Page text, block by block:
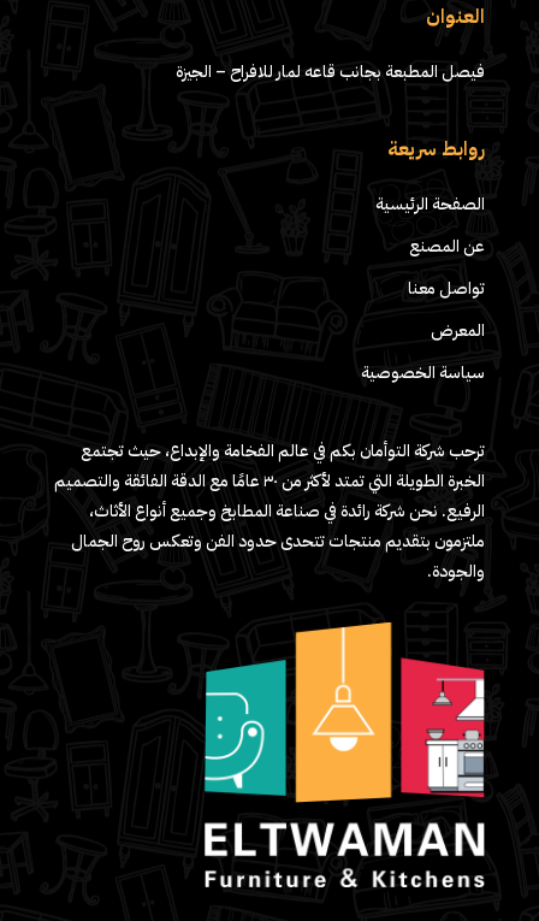
العنوان
فيصل المطبعة بجانب قاعه لمار للافراح – الجيزة
روابط سريعة
الصفحة الرئيسية
عن المصنع
تواصل معنا
المعرض
سياسة الخصوصية
ترحب شركة التوأمان بكم في عالم الفخامة والإبداع، حيث تجتمع
الخبرة الطويلة التي تمتد لأكثر من ٣٠ عامًا مع الدقة الفائقة والتصميم
الرفيع. نحن شركة رائدة في صناعة المطابخ وجميع أنواع الأثاث،
ملتزمون بتقديم منتجات تتحدى حدود الفن وتعكس روح الجمال
والجودة.